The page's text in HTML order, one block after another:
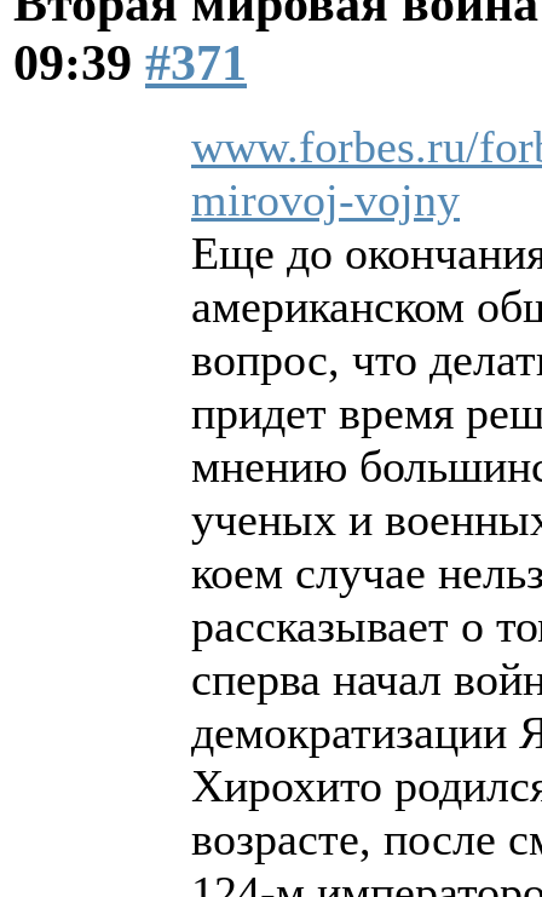
09:39 #371
www.forbes.ru/
mirovoj-vojny
Еще до
американском
вопрос, что
придет время
мнению
ученых и
коем случае
рассказывает о
сперва начал
демократизации
Хирохито
возрасте, после